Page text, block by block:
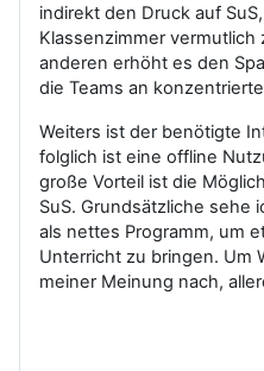
indirekt den Druck auf
Klassenzimmer
anderen erhöht es den
die Teams an
Weiters ist der benötigte
folglich ist eine offline
große Vorteil ist die
SuS. Grundsätzliche sehe
als nettes Programm, um
Unterricht zu bringen. Um
meiner Meinung nach,